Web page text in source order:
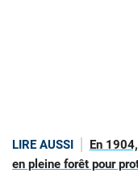
LIRE AUSSI
En
en pleine forêt pour